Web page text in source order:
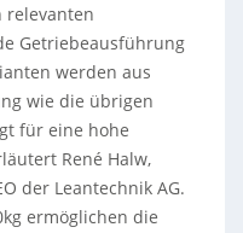
relevanten
Getriebeausführung
werden aus
wie die übrigen
für eine hohe
René Halw,
der Leantechnik AG.
ermöglichen die